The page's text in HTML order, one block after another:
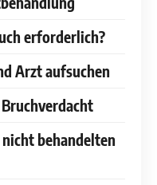
erforderlich?
Arzt aufsuchen
behandelten